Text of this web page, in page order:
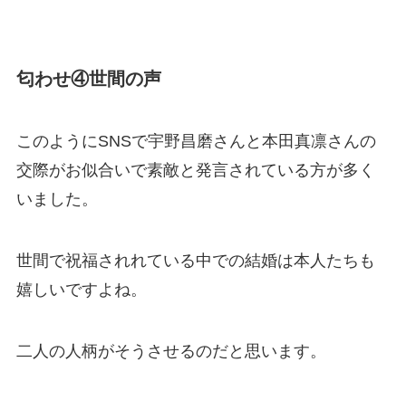
匂わせ④世間の声
このようにSNSで宇野昌磨さんと本田真凛さんの
交際がお似合いで素敵と発言されている方が多く
いました。
世間で祝福されれている中での結婚は本人たちも
嬉しいですよね。
二人の人柄がそうさせるのだと思います。